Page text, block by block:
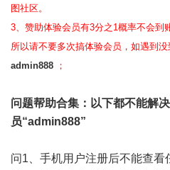
图社区。
3、赞助体验会员有3分之1概率不会到
所以请不要多次搞体验会员，如遇到没
admin888 ；
问题帮助合集 ：以下都不能解
员“admin888”
问1、手机用户注册后不能查看